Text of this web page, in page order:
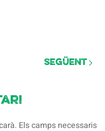
Següent
Els camps necessaris